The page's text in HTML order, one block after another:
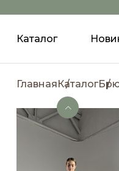
Каталог
ГлавнаяКаталог